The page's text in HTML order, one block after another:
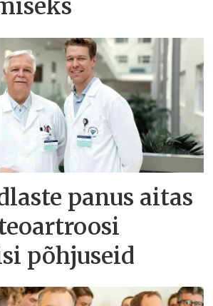
panus aitas
põhjuseid